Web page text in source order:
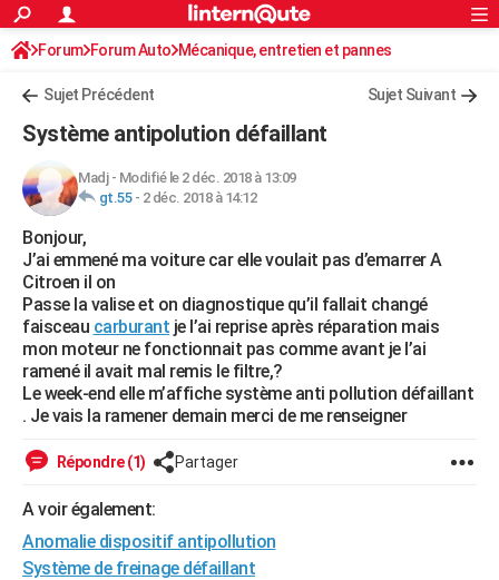
ACTUALITÉS
Politique
Société
Faits Divers
Education
Monde
Villes
+
Retraite
Impôts
Epargne
Immobilier
Risques naturels par ville
Banque
Assurance
Crédit
AUTO
Essais
Réserver un essai
Citadines
Berlines
SUV
Forum auto
+HIGH-TECH
Mobiles
Meilleur smartphone
Internet
Ordinateurs
Jeux vidéo
Guide high-tech
+BRICOLAGE
Forum
Aménagement intérieur
Extérieur
Cuisine
Salle de bains
Jardinage
Rangement
WEEK-END
Guides de France
Escapades
Patrimoine
Expositions
Musées
Week-end nature
+LIFESTYLE
Alimentation
Guide de la santé
Maladies
Médicaments
Sommeil
Destinations
City break
Voyage nature
Voyage de noces
Forum
Climat
+
GUIDES D'ACHAT
Rechercher
S'inscrire
Connexion
Forum Forum Auto Mécanique, entretien et pannes
Sujet Précédent Sujet Suivant
Système antipolution défaillant
Madj- Modifié le 2 déc. 2018 à 13:09
gt.55- 2 déc. 2018 à 14:12
Bonjour,
J’ai emmené ma voiture car elle voulait pas d’emarrer A
Citroen il on
Passe la valise et on diagnostique qu’il fallait changé
faisceau carburant je l’ai reprise après réparation mais
mon moteur ne fonctionnait pas comme avant je l’ai
ramené il avait mal remis le filtre,?
Le week-end elle m’affiche système anti pollution défaillant
. Je vais la ramener demain merci de me renseigner
Répondre (1) Partager
A voir également:
Anomalie dispositif antipollution
Système de freinage défaillant